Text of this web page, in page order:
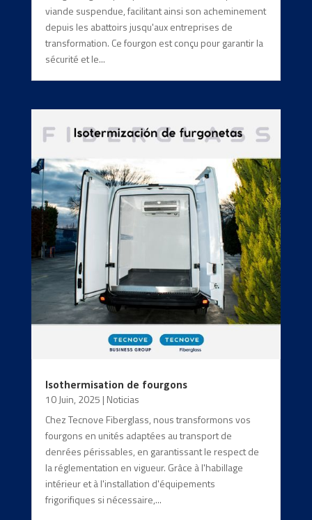
viande suspendue, facilitant ainsi son acheminement
depuis les abattoirs jusqu'aux entreprises de
transformation. Ce fourgon est conçu pour garantir la
sécurité et le...
Isothermisation de fourgons
10 Juin, 2025 | Noticias
Chez Tecnove Fiberglass, nous transformons vos
fourgons en unités adaptées au transport de
denrées périssables, en garantissant le respect de
la réglementation en vigueur. Grâce à l'habillage
intérieur et à l'installation d'équipements
frigorifiques si nécessaire,...